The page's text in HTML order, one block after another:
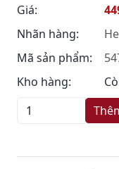
Giá:
Nhãn hàng:
Mã sản phẩm:
Kho hàng: